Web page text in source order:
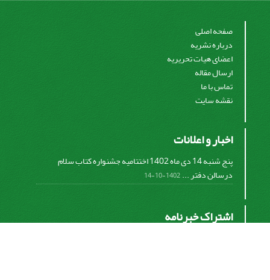
صفحه اصلی
درباره نشریه
اعضای هیات تحریریه
ارسال مقاله
تماس با ما
نقشه سایت
اخبار و اعلانات
پنج شنبه 14 دی ماه 1402 اختتامیه جشنواره کتاب سلام
درسالن دفتر ...1402-10-14
اشتراک خبرنامه